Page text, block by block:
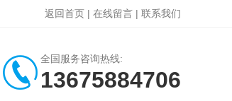
返回首页 | 在线留言 | 联系我们
全国服务咨询热线:
13675884706